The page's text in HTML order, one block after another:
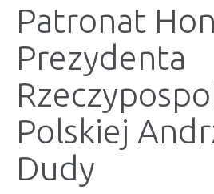
Patronat
Prezydenta
Polskiej
Dudy